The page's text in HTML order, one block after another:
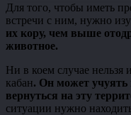
Для того, чтобы иметь
встречи с ним, нужно
их кору, чем выше
животное.
Ни в коем случае нельзя
кабан. Он может учуять
вернуться на эту
ситуации нужно